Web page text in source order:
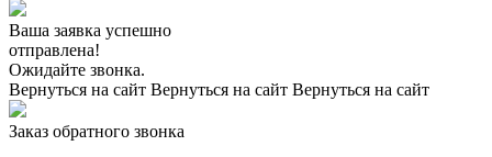
Ваша заявка успешно
отправлена!
Ожидайте звонка.
Вернуться на сайт Вернуться на сайт Вернуться на сайт
Заказ обратного звонка